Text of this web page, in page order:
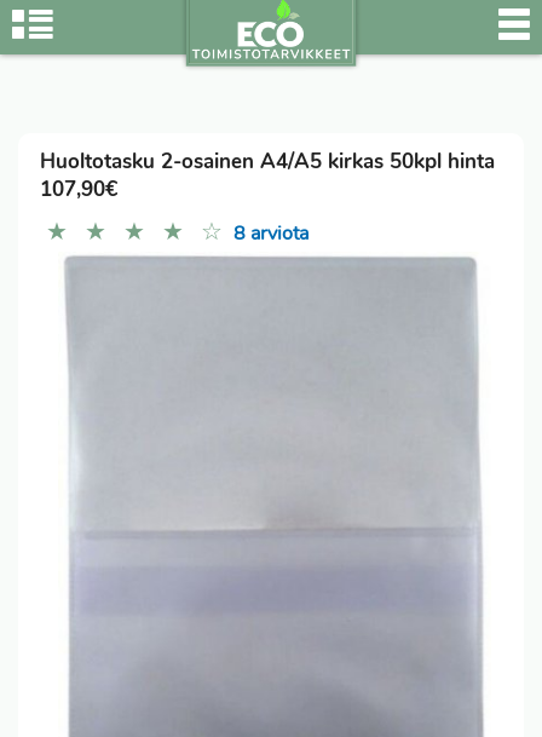
Huoltotasku 2-osainen A4/A5 kirkas 50kpl hinta
107,90€
★ ★ ★ ★ ☆ 8 arviota